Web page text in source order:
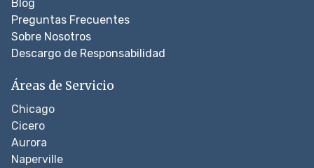
Blog
Preguntas Frecuentes
Sobre Nosotros
Descargo de Responsabilidad
Áreas de Servicio
Chicago
Cicero
Aurora
Naperville